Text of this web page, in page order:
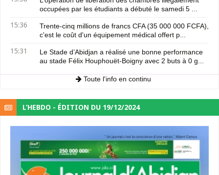
occupées par les étudiants a débuté le samedi 5 ...
15:36
Trente-cinq millions de francs CFA (35 000 000 FCFA),
c'est le coût d'un équipement médical offert p...
15:31
Le Stade d’Abidjan a réalisé une bonne performance
au stade Félix Houphouët-Boigny avec 2 buts à 0 g...
Toute l'info en continu
L’HEBDO - ÉDITION DU 19/12/2024